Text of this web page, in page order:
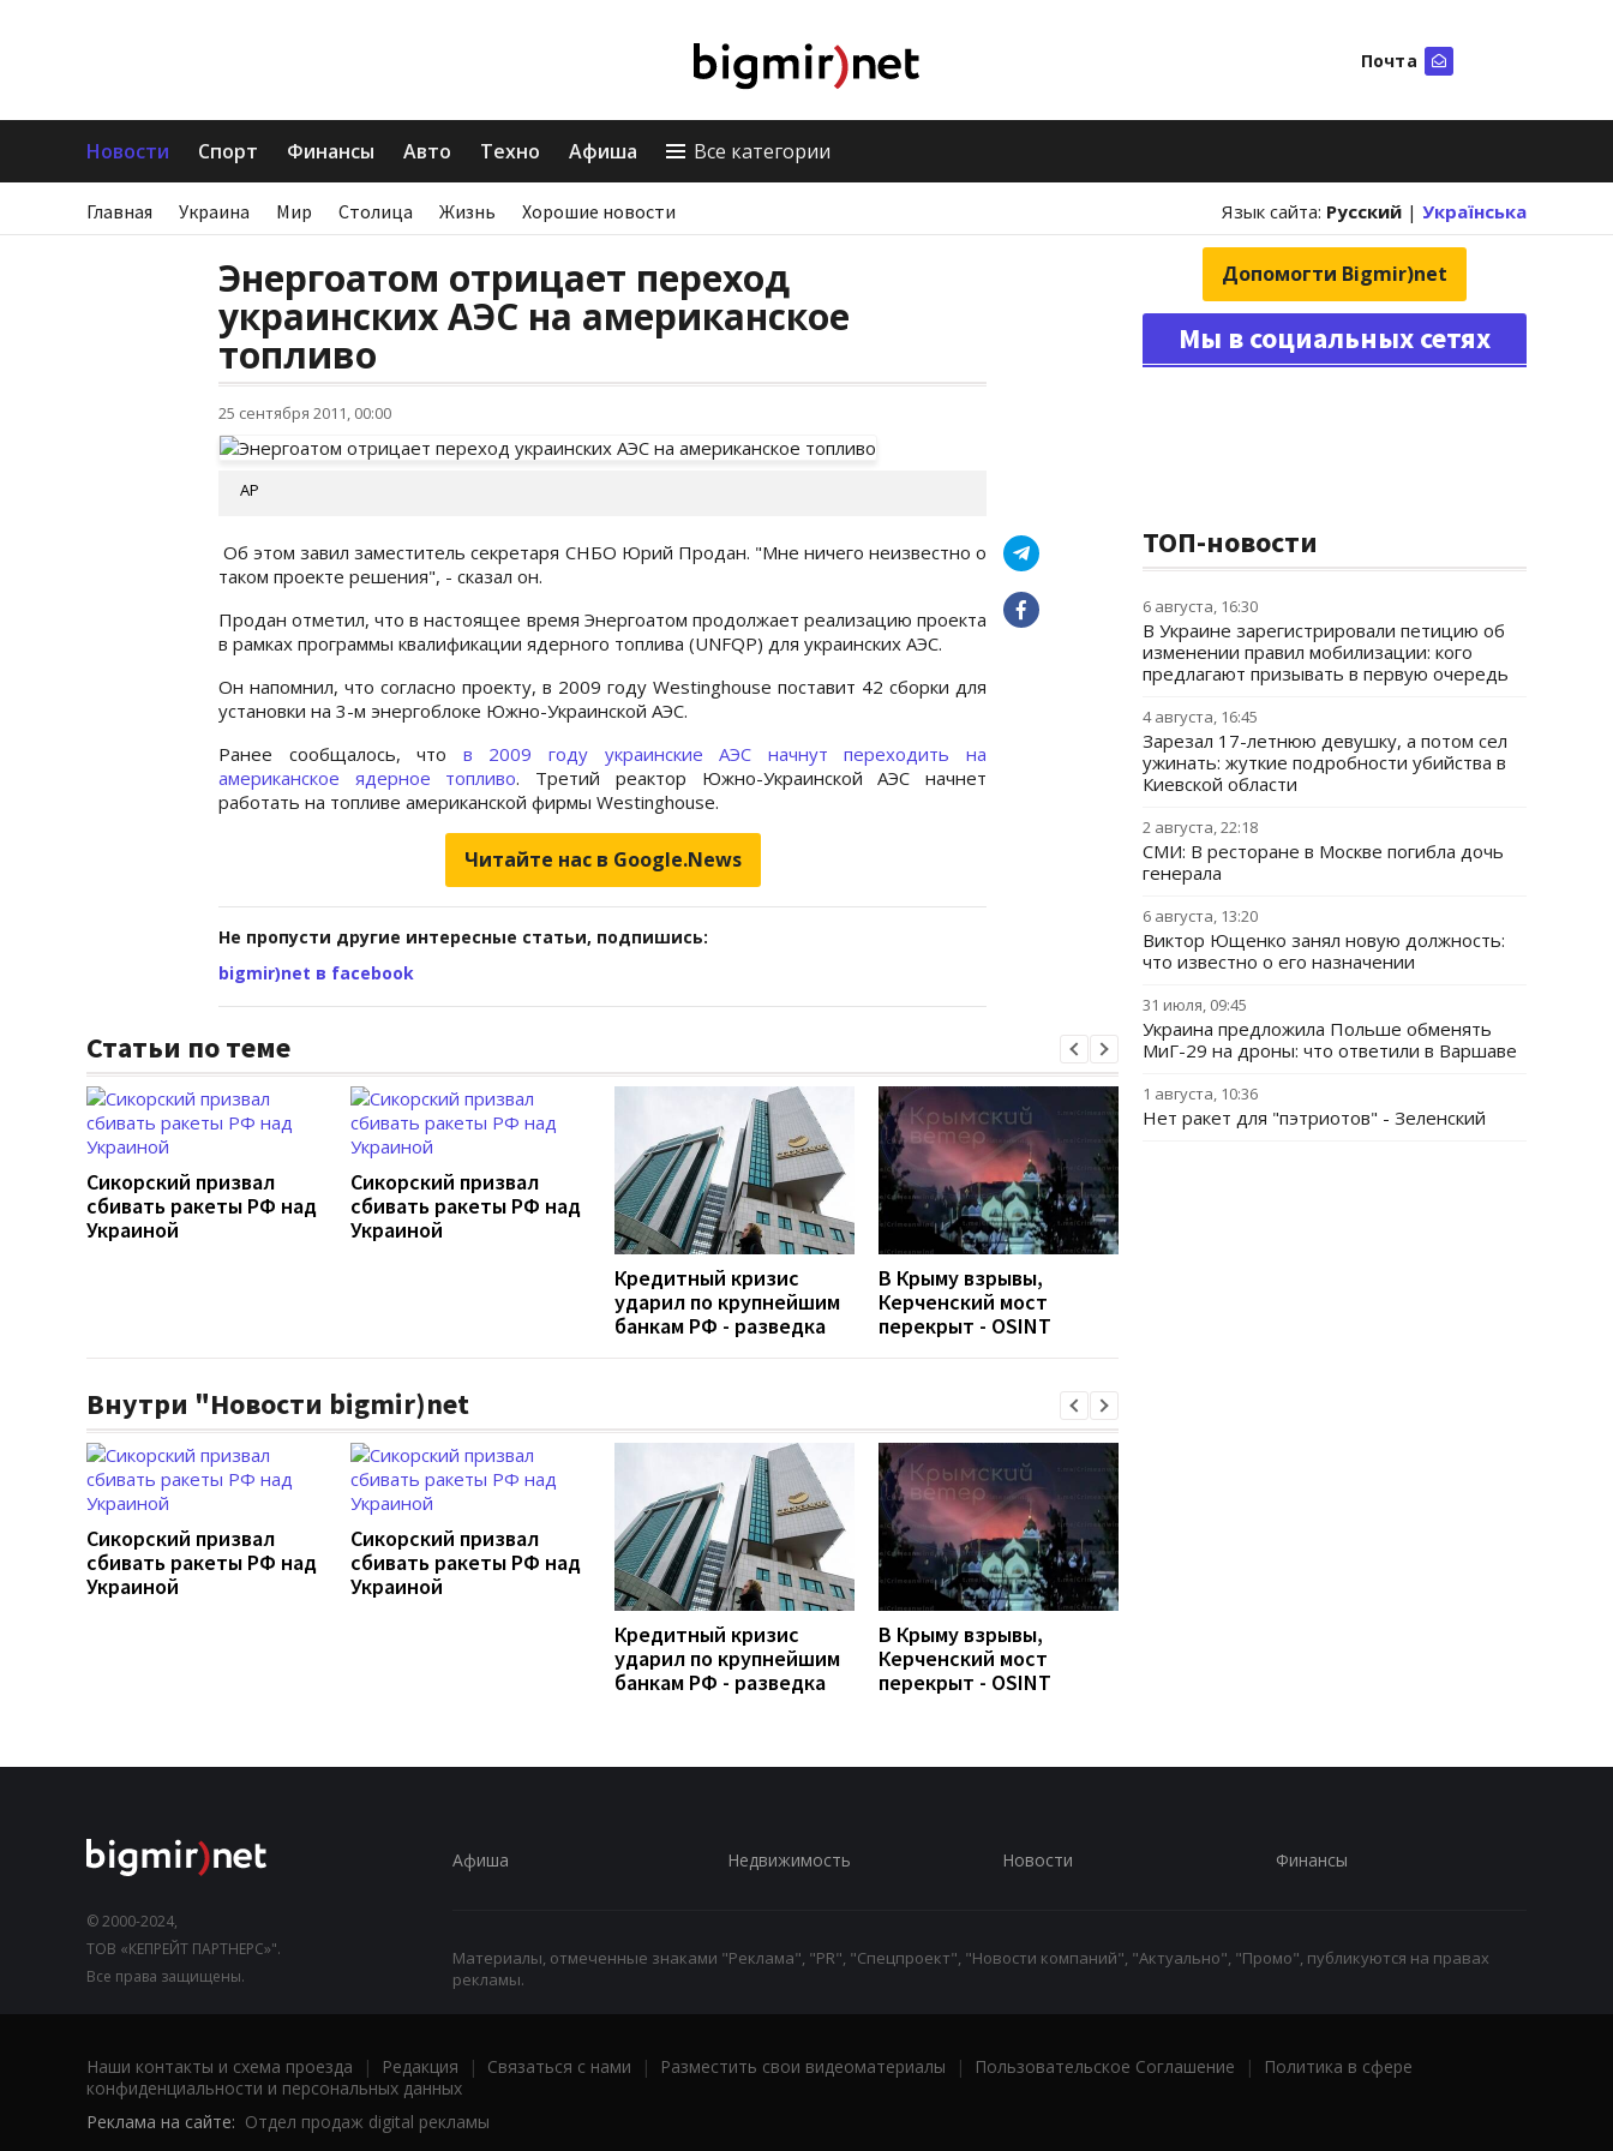
Почта
Новости Спорт Финансы Авто Техно Афиша Все категории
Главная Украина Мир Столица Жизнь Хорошие новости Язык сайта: Русский | Українська
Энергоатом отрицает переход
украинских АЭС на американское
топливо
25 сентября 2011, 00:00
АР
Об этом завил заместитель секретаря СНБО Юрий Продан. "Мне ничего неизвестно о
таком проекте решения", - сказал он.
Продан отметил, что в настоящее время Энергоатом продолжает реализацию проекта
в рамках программы квалификации ядерного топлива (UNFQP) для украинских АЭС.
Он напомнил, что согласно проекту, в 2009 году Westinghouse поставит 42 сборки для
установки на 3-м энергоблоке Южно-Украинской АЭС.
Ранее сообщалось, что в 2009 году украинские АЭС начнут переходить на
американское ядерное топливо. Третий реактор Южно-Украинской АЭС начнет
работать на топливе американской фирмы Westinghouse.
Читайте нас в Google.News
Не пропусти другие интересные статьи, подпишись:
bigmir)net в facebook
Статьи по теме
Сикорский призвал
сбивать ракеты РФ над
Украиной
Сикорский призвал
сбивать ракеты РФ над
Украиной
Кредитный кризис
ударил по крупнейшим
банкам РФ - разведка
В Крыму взрывы,
Керченский мост
перекрыт - OSINT
Внутри "Новости bigmir)net
Сикорский призвал
сбивать ракеты РФ над
Украиной
Сикорский призвал
сбивать ракеты РФ над
Украиной
Кредитный кризис
ударил по крупнейшим
банкам РФ - разведка
В Крыму взрывы,
Керченский мост
перекрыт - OSINT
Допомогти Bigmir)net
Мы в социальных сетях
ТОП-новости
6 августа, 16:30
В Украине зарегистрировали петицию об
изменении правил мобилизации: кого
предлагают призывать в первую очередь
4 августа, 16:45
Зарезал 17-летнюю девушку, а потом сел
ужинать: жуткие подробности убийства в
Киевской области
2 августа, 22:18
СМИ: В ресторане в Москве погибла дочь
генерала
6 августа, 13:20
Виктор Ющенко занял новую должность:
что известно о его назначении
31 июля, 09:45
Украина предложила Польше обменять
МиГ-29 на дроны: что ответили в Варшаве
1 августа, 10:36
Нет ракет для "пэтриотов" - Зеленский
© 2000-2024,
ТОВ «КЕПРЕЙТ ПАРТНЕРС»".
Все права защищены.
Афиша Недвижимость Новости Финансы
Материалы, отмеченные знаками "Реклама", "PR", "Спецпроект", "Новости компаний", "Актуально", "Промо", публикуются на правах
рекламы.
Наши контакты и схема проезда | Редакция | Связаться с нами | Разместить свои видеоматериалы | Пользовательское Соглашение |
Политика в сфере
конфиденциальности и персональных данных
Реклама на сайте: Отдел продаж digital рекламы